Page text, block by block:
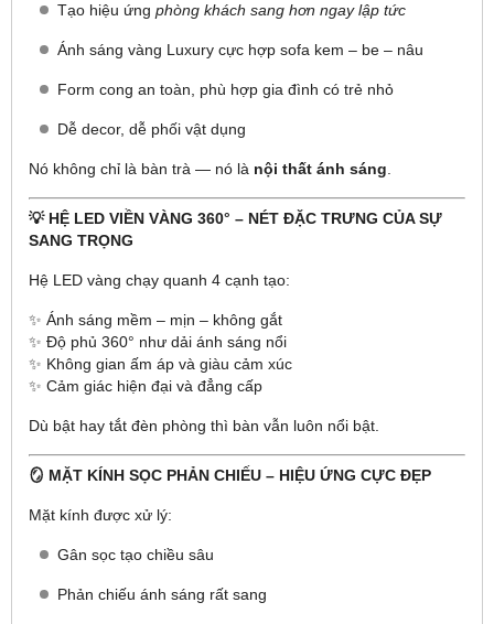
Tạo hiệu ứng phòng khách sang hơn ngay lập tức
Ánh sáng vàng Luxury cực hợp sofa kem – be – nâu
Form cong an toàn, phù hợp gia đình có trẻ nhỏ
Dễ decor, dễ phối vật dụng
Nó không chỉ là bàn trà — nó là nội thất ánh sáng.
💡 HỆ LED VIỀN VÀNG 360° – NÉT ĐẶC TRƯNG CỦA SỰ
SANG TRỌNG
Hệ LED vàng chạy quanh 4 cạnh tạo:
✨ Ánh sáng mềm – mịn – không gắt
✨ Độ phủ 360° như dải ánh sáng nổi
✨ Không gian ấm áp và giàu cảm xúc
✨ Cảm giác hiện đại và đẳng cấp
Dù bật hay tắt đèn phòng thì bàn vẫn luôn nổi bật.
🪞 MẶT KÍNH SỌC PHẢN CHIẾU – HIỆU ỨNG CỰC ĐẸP
Mặt kính được xử lý:
Gân sọc tạo chiều sâu
Phản chiếu ánh sáng rất sang